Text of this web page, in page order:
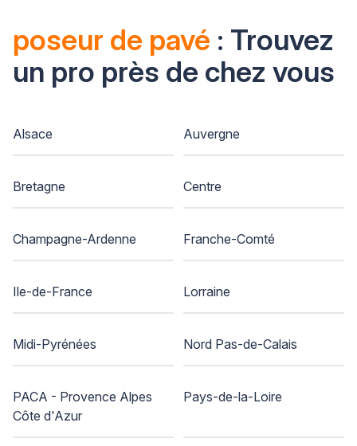
poseur de pavé : Trouvez
un pro près de chez vous
Alsace Auvergne
Bretagne Centre
Champagne-Ardenne Franche-Comté
Ile-de-France Lorraine
Midi-Pyrénées Nord Pas-de-Calais
PACA - Provence Alpes
Côte d'Azur
Pays-de-la-Loire